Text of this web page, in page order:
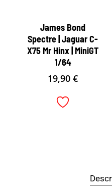
James Bond
Spectre | Jaguar C-
X75 Mr Hinx | MiniGT
1/64
19,90€